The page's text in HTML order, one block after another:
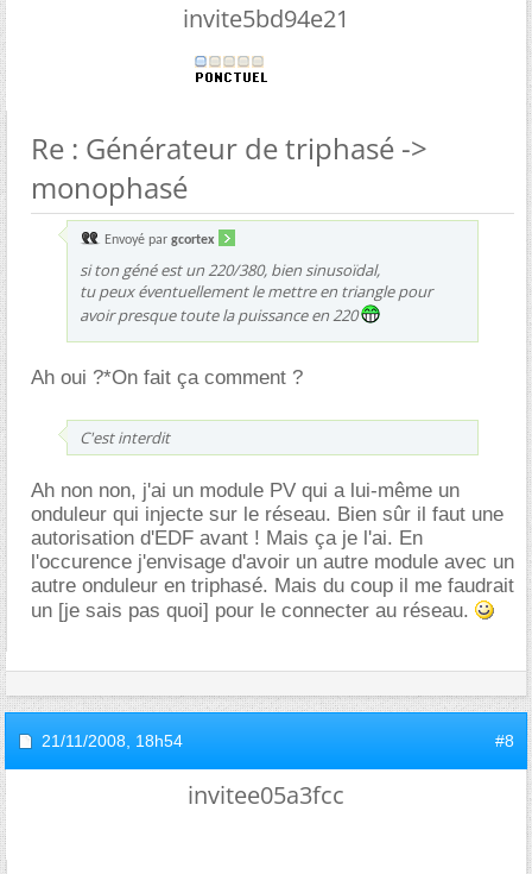
invite5bd94e21
Re : Générateur de triphasé ->
monophasé
Envoyé par gcortex
si ton géné est un 220/380, bien sinusoïdal,
tu peux éventuellement le mettre en triangle pour
avoir presque toute la puissance en 220
Ah oui ?*On fait ça comment ?
C'est interdit
Ah non non, j'ai un module PV qui a lui-même un
onduleur qui injecte sur le réseau. Bien sûr il faut une
autorisation d'EDF avant ! Mais ça je l'ai. En
l'occurence j'envisage d'avoir un autre module avec un
autre onduleur en triphasé. Mais du coup il me faudrait
un [je sais pas quoi] pour le connecter au réseau.
21/11/2008, 18h54 #8
invitee05a3fcc